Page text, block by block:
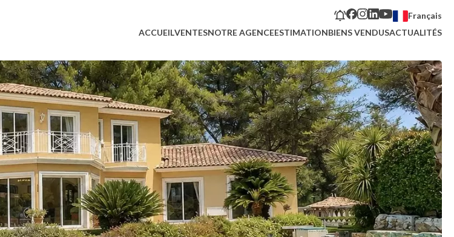
Français
ACCUEILVENTESNOTRE AGENCEESTIMATIONBIENS VENDUSACTUALITÉS